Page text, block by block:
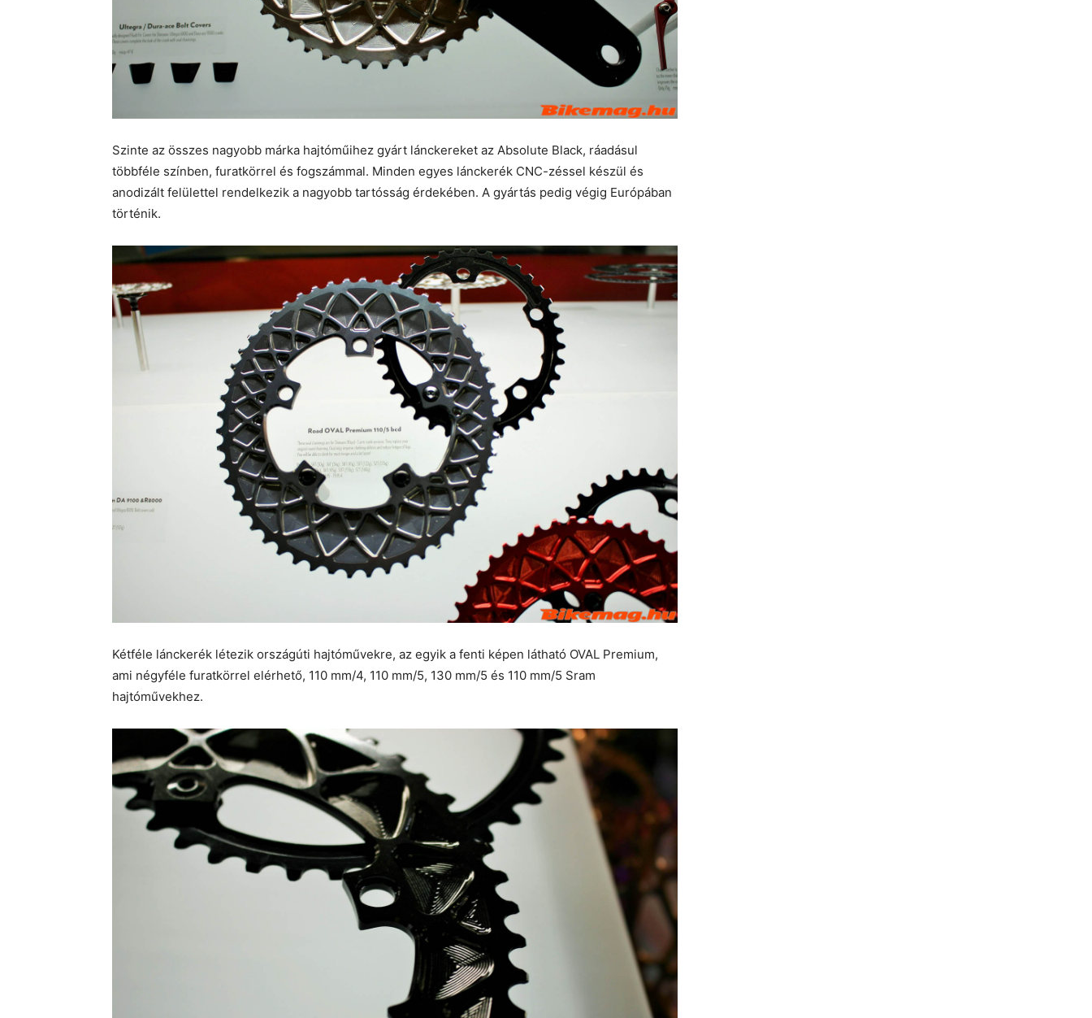
Szinte az összes nagyobb márka hajtóműihez gyárt lánckereket az Absolute Black, ráadásul
többféle színben, furatkörrel és fogszámmal. Minden egyes lánckerék CNC-zéssel készül és
anodizált felülettel rendelkezik a nagyobb tartósság érdekében. A gyártás pedig végig Európában
történik.
Kétféle lánckerék létezik országúti hajtóművekre, az egyik a fenti képen látható OVAL Premium,
ami négyféle furatkörrel elérhető, 110 mm/4, 110 mm/5, 130 mm/5 és 110 mm/5 Sram
hajtóművekhez.